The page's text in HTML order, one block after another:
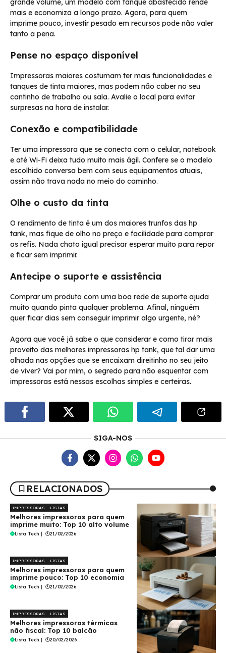
grande volume, um modelo com tanque abastecido rende
mais e economiza a longo prazo. Agora, para quem
imprime pouco, investir pesado em recursos pode não valer
tanto a pena.
Pense no espaço disponível
Impressoras maiores costumam ter mais funcionalidades e
tanques de tinta maiores, mas podem não caber no seu
cantinho de trabalho ou sala. Avalie o local para evitar
surpresas na hora de instalar.
Conexão e compatibilidade
Ter uma impressora que se conecta com o celular, notebook
e até Wi-Fi deixa tudo muito mais ágil. Confere se o modelo
escolhido conversa bem com seus equipamentos atuais,
assim não trava nada no meio do caminho.
Olhe o custo da tinta
O rendimento de tinta é um dos maiores trunfos das hp
tank, mas fique de olho no preço e facilidade para comprar
os refis. Nada chato igual precisar esperar muito para repor
e ficar sem imprimir.
Antecipe o suporte e assistência
Comprar um produto com uma boa rede de suporte ajuda
muito quando pinta qualquer problema. Afinal, ninguém
quer ficar dias sem conseguir imprimir algo urgente, né?
Agora que você já sabe o que considerar e como tirar mais
proveito das melhores impressoras hp tank, que tal dar uma
olhada nas opções que se encaixam direitinho no seu jeito
de viver? Vai por mim, o segredo para não esquentar com
impressoras está nessas escolhas simples e certeiras.
SIGA-NOS
RELACIONADOS
IMPRESSORAS LISTAS
Melhores impressoras para quem
imprime muito: Top 10 alto volume
Lista Tech | 21/02/2026
IMPRESSORAS LISTAS
Melhores impressoras para quem
imprime pouco: Top 10 economia
Lista Tech | 21/02/2026
IMPRESSORAS LISTAS
Melhores impressoras térmicas
não fiscal: Top 10 balcão
Lista Tech | 20/02/2026